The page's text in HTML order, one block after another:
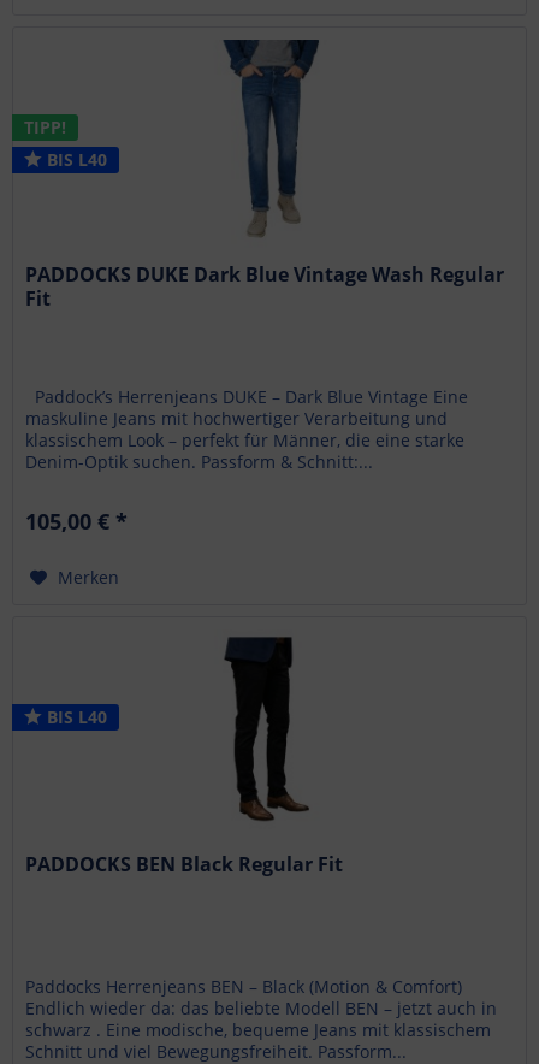
TIPP!
BIS L40
PADDOCKS DUKE Dark Blue Vintage Wash Regular
Fit
Paddock’s Herrenjeans DUKE – Dark Blue Vintage Eine
maskuline Jeans mit hochwertiger Verarbeitung und
klassischem Look – perfekt für Männer, die eine starke
Denim-Optik suchen. Passform & Schnitt:...
105,00 € *
Merken
BIS L40
PADDOCKS BEN Black Regular Fit
Paddocks Herrenjeans BEN – Black (Motion & Comfort)
Endlich wieder da: das beliebte Modell BEN – jetzt auch in
schwarz . Eine modische, bequeme Jeans mit klassischem
Schnitt und viel Bewegungsfreiheit. Passform...